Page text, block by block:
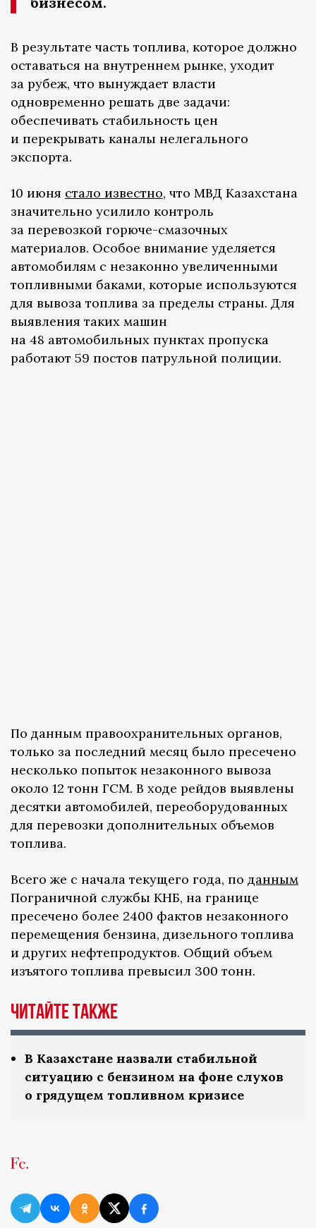
В результате часть топлива, которое должно
оставаться на внутреннем рынке, уходит
за рубеж, что вынуждает власти
одновременно решать две задачи:
обеспечивать стабильность цен
и перекрывать каналы нелегального
экспорта.
10 июня стало известно, что МВД Казахстана
значительно усилило контроль
за перевозкой горюче-смазочных
материалов. Особое внимание уделяется
автомобилям с незаконно увеличенными
топливными баками, которые используются
для вывоза топлива за пределы страны. Для
выявления таких машин
на 48 автомобильных пунктах пропуска
работают 59 постов патрульной полиции.
По данным правоохранительных органов,
только за последний месяц было пресечено
несколько попыток незаконного вывоза
около 12 тонн ГСМ. В ходе рейдов выявлены
десятки автомобилей, переоборудованных
для перевозки дополнительных объемов
топлива.
Всего же с начала текущего года, по данным
Пограничной службы КНБ, на границе
пресечено более 2400 фактов незаконного
перемещения бензина, дизельного топлива
и других нефтепродуктов. Общий объем
изъятого топлива превысил 300 тонн.
ЧИТАЙТЕ ТАКЖЕ
В Казахстане назвали стабильной
ситуацию с бензином на фоне слухов
о грядущем топливном кризисе